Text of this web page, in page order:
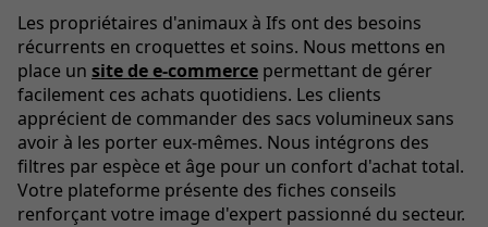
Les propriétaires d'animaux à Ifs ont des besoins
récurrents en croquettes et soins. Nous mettons en
place un site de e-commerce permettant de gérer
facilement ces achats quotidiens. Les clients
apprécient de commander des sacs volumineux sans
avoir à les porter eux-mêmes. Nous intégrons des
filtres par espèce et âge pour un confort d'achat total.
Votre plateforme présente des fiches conseils
renforçant votre image d'expert passionné du secteur.